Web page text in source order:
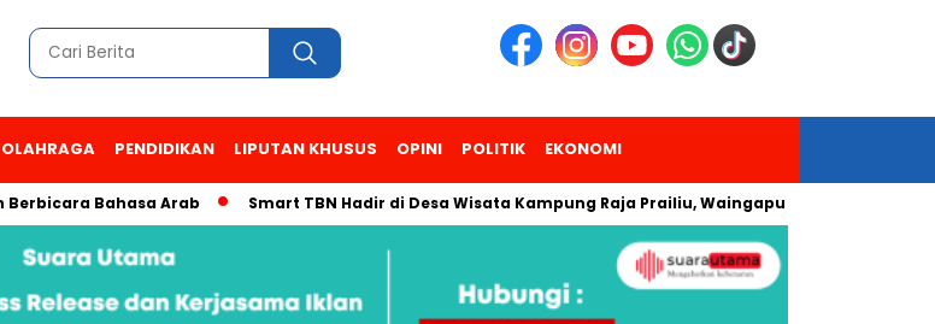
OLAHRAGA PENDIDIKAN LIPUTAN KHUSUS OPINI POLITIK EKONOMI
Bahasa Arab Smart TBN Hadir di Desa Wisata Kampung Raja Prailiu, Waingapu! Dua Pendaki